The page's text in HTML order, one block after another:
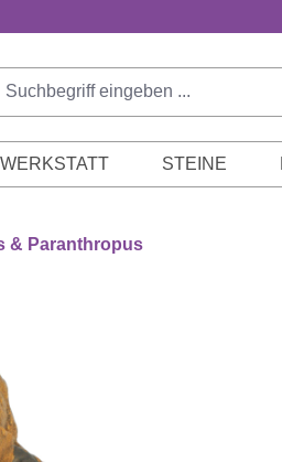
WERKSTATT STEINE
& Paranthropus